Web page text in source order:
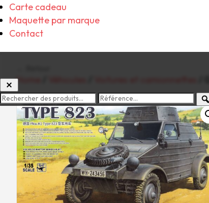
Carte cadeau
Maquette par marque
Contact
Home /